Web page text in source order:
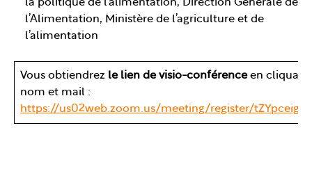
la politique de l’alimentation, Direction Générale de
l’Alimentation, Ministère de l’agriculture et de
l’alimentation
Vous obtiendrez le lien de visio-conférenceen cliquant
nom et mail :
https://us02web.zoom.us/meeting/register/